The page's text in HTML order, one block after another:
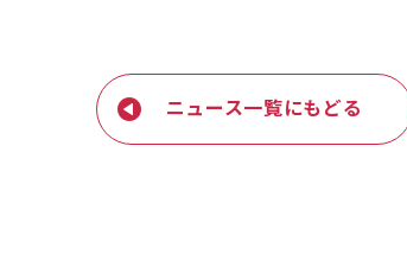
ニュース一覧にもどる